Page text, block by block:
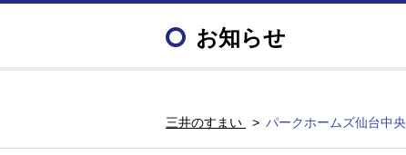
お知らせ
三井のすまい パークホームズ仙台中央